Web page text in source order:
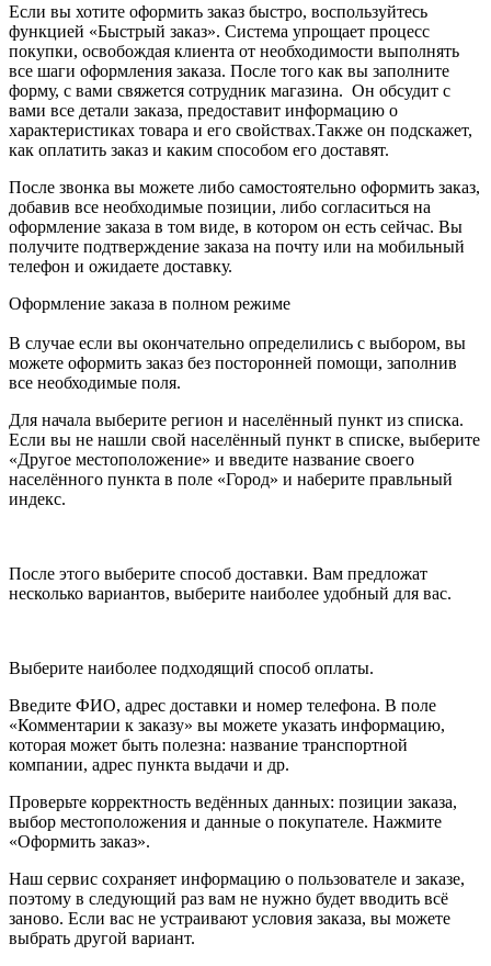
Если вы хотите оформить заказ быстро, воспользуйтесь
функцией «Быстрый заказ». Система упрощает процесс
покупки, освобождая клиента от необходимости выполнять
все шаги оформления заказа. После того как вы заполните
форму, с вами свяжется сотрудник магазина. Он обсудит с
вами все детали заказа, предоставит информацию о
характеристиках товара и его свойствах.Также он подскажет,
как оплатить заказ и каким способом его доставят.
После звонка вы можете либо самостоятельно оформить заказ,
добавив все необходимые позиции, либо согласиться на
оформление заказа в том виде, в котором он есть сейчас. Вы
получите подтверждение заказа на почту или на мобильный
телефон и ожидаете доставку.
Оформление заказа в полном режиме
В случае если вы окончательно определились с выбором, вы
можете оформить заказ без посторонней помощи, заполнив
все необходимые поля.
Для начала выберите регион и населённый пункт из списка.
Если вы не нашли свой населённый пункт в списке, выберите
«Другое местоположение» и введите название своего
населённого пункта в поле «Город» и наберите правльный
индекс.
После этого выберите способ доставки. Вам предложат
несколько вариантов, выберите наиболее удобный для вас.
Выберите наиболее подходящий способ оплаты.
Введите ФИО, адрес доставки и номер телефона. В поле
«Комментарии к заказу» вы можете указать информацию,
которая может быть полезна: название транспортной
компании, адрес пункта выдачи и др.
Проверьте корректность ведённых данных: позиции заказа,
выбор местоположения и данные о покупателе. Нажмите
«Оформить заказ».
Наш сервис сохраняет информацию о пользователе и заказе,
поэтому в следующий раз вам не нужно будет вводить всё
заново. Если вас не устраивают условия заказа, вы можете
выбрать другой вариант.